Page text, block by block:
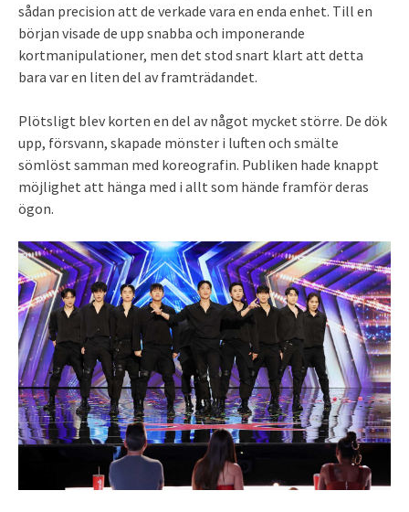
sådan precision att de verkade vara en enda enhet. Till en
början visade de upp snabba och imponerande
kortmanipulationer, men det stod snart klart att detta
bara var en liten del av framträdandet.
Plötsligt blev korten en del av något mycket större. De dök
upp, försvann, skapade mönster i luften och smälte
sömlöst samman med koreografin. Publiken hade knappt
möjlighet att hänga med i allt som hände framför deras
ögon.